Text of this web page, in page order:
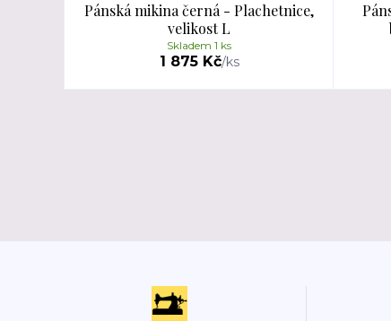
Pánská mikina černá - Plachetnice,
velikost L
1 875 Kč/ks
Skladem 1 ks